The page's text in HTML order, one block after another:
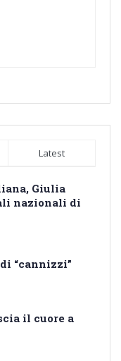
Latest
Giulia
nazionali di
“cannizzi”
il cuore a